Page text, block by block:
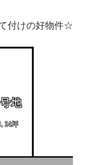
付けの好物件☆